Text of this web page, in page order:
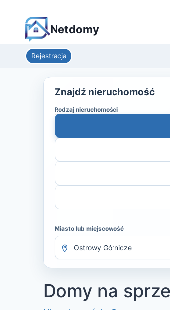
Netdomy
Rejestracja
Znajdź nieruchomość
Rodzaj nieruchomości
Miasto lub miejscowość
Domy na